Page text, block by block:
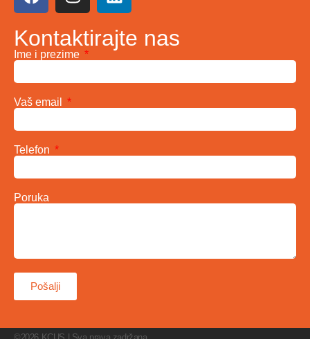
Kontaktirajte nas
Ime i prezime
Vaš email
Telefon
Poruka
Pošalji